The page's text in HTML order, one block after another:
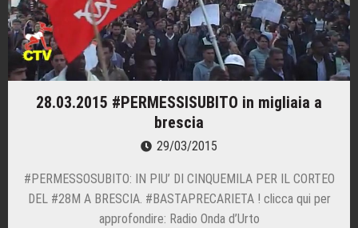
28.03.2015 #PERMESSISUBITO in migliaia a
brescia
29/03/2015
#PERMESSOSUBITO: IN PIU’ DI CINQUEMILA PER IL CORTEO
DEL #28M A BRESCIA. #BASTAPRECARIETA ! clicca qui per
approfondire: Radio Onda d’Urto